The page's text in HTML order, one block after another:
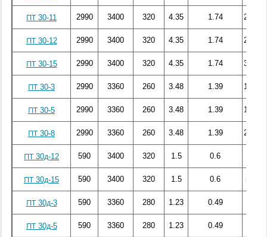
ПТ 30-11 2990 3400 320 4.35 1.74 253.24
ПТ 30-12 2990 3400 320 4.35 1.74 262.54
ПТ 30-15 2990 3400 320 4.35 1.74 323.48
ПТ 30-3 2990 3360 260 3.48 1.39 107.93
ПТ 30-5 2990 3360 260 3.48 1.39 156.74
ПТ 30-8 2990 3360 260 3.48 1.39 230.72
ПТ 30д-12 590 3400 320 1.5 0.6
ПТ 30д-15 590 3400 320 1.5 0.6 52.31
ПТ 30д-3 590 3360 280 1.23 0.49
ПТ 30д-5 590 3360 280 1.23 0.49